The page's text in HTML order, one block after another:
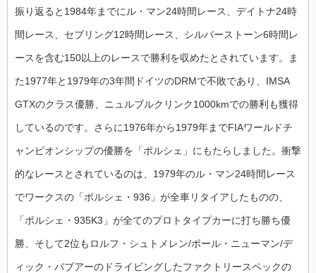
振り返ると1984年までにル・マン24時間レース、デイトナ24時
間レース、セブリング12時間レース、シルバーストーン6時間レ
ースを含む150以上のレースで勝利を収めたとされています。ま
た1977年と1979年の3年間ドイツのDRMで不敗であり、IMSA
GTXのクラス優勝、ニュルブルクリンク1000kmでの勝利も獲得
しているのです。さらに1976年から1979年までFIAワールドチ
ャンピオンシップの優勝を「ポルシェ」にもたらしました。衝撃
的なレースとされているのは、1979年のル・マン24時間レース
でワークスの「ポルシェ・936」が全車リタイアしたものの、
「ポルシェ・935K3」が全てのプロトタイプカーに打ち勝ち優
勝、そして2位もロルフ・シュトメレン/ポール・ニューマン/デ
ィック・バブアーのドライビングしたファクトリースペックの